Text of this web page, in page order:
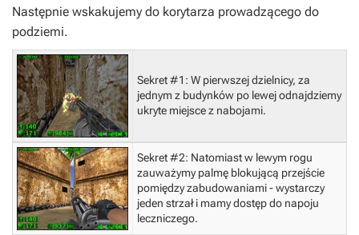
Następnie wskakujemy do korytarza prowadzącego do
podziemi.
Sekret #1: W pierwszej dzielnicy, za
jednym z budynków po lewej odnajdziemy
ukryte miejsce z nabojami.
Sekret #2: Natomiast w lewym rogu
zauważymy palmę blokującą przejście
pomiędzy zabudowaniami - wystarczy
jeden strzał i mamy dostęp do napoju
leczniczego.